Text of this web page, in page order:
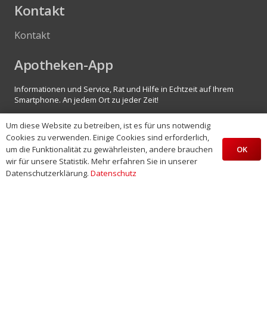
Kontakt
Kontakt
Apotheken-App
Informationen und Service, Rat und Hilfe in Echtzeit auf Ihrem
Smartphone. An jedem Ort zu jeder Zeit!
herunter!
Um diese Website zu betreiben, ist es für uns notwendig
Cookies zu verwenden. Einige Cookies sind erforderlich,
um die Funktionalität zu gewährleisten, andere brauchen
wir für unsere Statistik. Mehr erfahren Sie in unserer
Datenschutzerklärung. Datenschutz
OK